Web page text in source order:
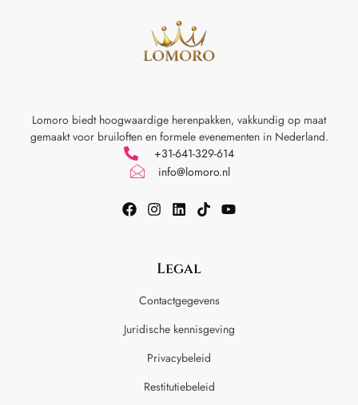
Lomoro biedt hoogwaardige herenpakken, vakkundig op maat
gemaakt voor bruiloften en formele evenementen in Nederland.
+31-641-329-614
info@lomoro.nl
Legal
Contactgegevens
Juridische kennisgeving
Privacybeleid
Restitutiebeleid